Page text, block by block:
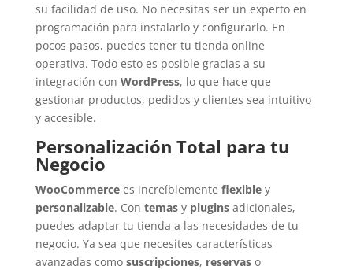
su facilidad de uso. No necesitas ser un experto en
programación para instalarlo y configurarlo. En
pocos pasos, puedes tener tu tienda online
operativa. Todo esto es posible gracias a su
integración con WordPress, lo que hace que
gestionar productos, pedidos y clientes sea intuitivo
y accesible.
Personalización Total para tu
Negocio
WooCommercees increíblemente flexibley
personalizable. Con temasy pluginsadicionales,
puedes adaptar tu tienda a las necesidades de tu
negocio. Ya sea que necesites características
avanzadas como suscripciones, reservaso